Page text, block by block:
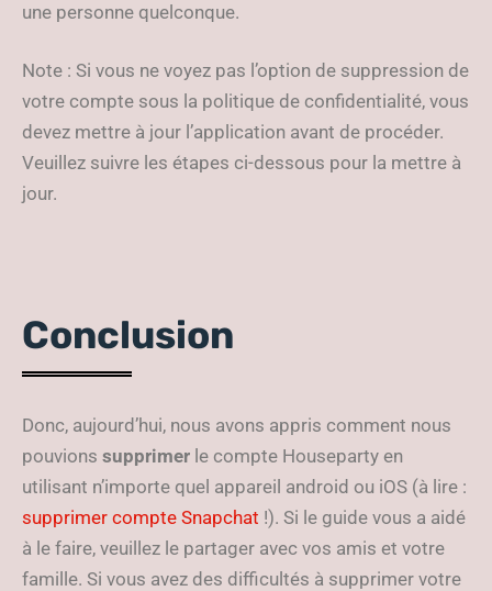
une personne quelconque.
Note : Si vous ne voyez pas l’option de suppression de
votre compte sous la politique de confidentialité, vous
devez mettre à jour l’application avant de procéder.
Veuillez suivre les étapes ci-dessous pour la mettre à
jour.
Conclusion
Donc, aujourd’hui, nous avons appris comment nous
pouvions supprimer le compte Houseparty en
utilisant n’importe quel appareil android ou iOS (à lire :
supprimer compte Snapchat !). Si le guide vous a aidé
à le faire, veuillez le partager avec vos amis et votre
famille. Si vous avez des difficultés à supprimer votre